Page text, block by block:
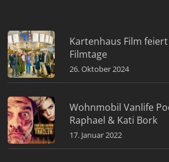
Kartenhaus Film
Filmtage
26. Oktober 2024
Wohnmobil Vanlife
Raphael & Kati Bork
17. Januar 2022